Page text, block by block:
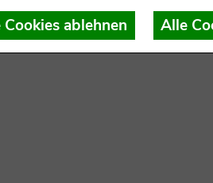
ablehnen Alle